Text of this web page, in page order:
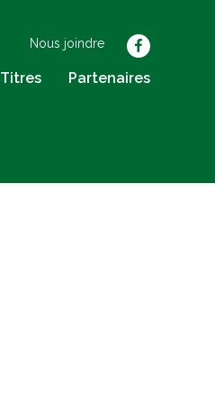
facebook
Nous joindre
Titres Partenaires